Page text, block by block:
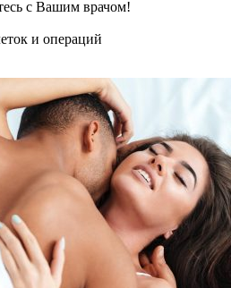
с Вашим врачом!
и операций